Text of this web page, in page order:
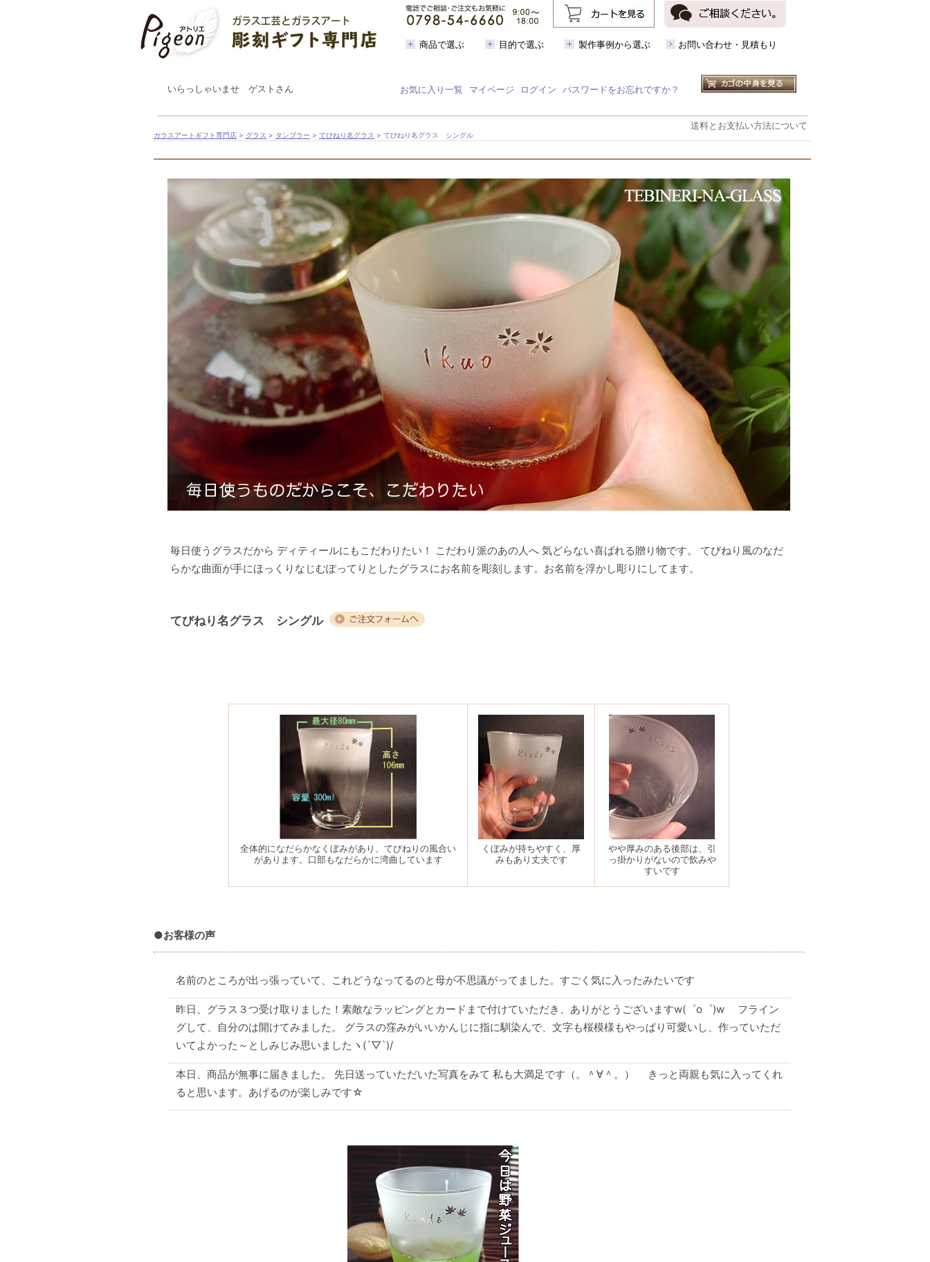
商品で選ぶ 目的で選ぶ 製作事例から選ぶ お問い合わせ・見積もり
いらっしゃいませ ゲストさん お気に入り一覧 マイページ ログイン パスワードをお忘れですか？
送料とお支払い方法について
ガラスアートギフト専門店 > グラス > タンブラー > てびねり名グラス > てびねり名グラス シングル
毎日使うグラスだから ディティールにもこだわりたい！ こだわり派のあの人へ 気どらない喜ばれる贈り物です。 てびねり風のなだ
らかな曲面が手にほっくりなじむぽってりとしたグラスにお名前を彫刻します。お名前を浮かし彫りにしてます。
てびねり名グラス シングル
全体的になだらかなくぼみがあり、てびねりの風合い
があります。口部もなだらかに湾曲しています
くぼみが持ちやすく、厚
みもあり丈夫です
やや厚みのある後部は、引
っ掛かりがないので飲みや
すいです
●お客様の声
名前のところが出っ張っていて、これどうなってるのと母が不思議がってました。すごく気に入ったみたいです
昨日、グラス３つ受け取りました！素敵なラッピングとカードまで付けていただき、ありがとうございますw(゜o゜)w フライン
グして、自分のは開けてみました。 グラスの窪みがいいかんじに指に馴染んで、文字も桜模様もやっぱり可愛いし、作っていただ
いてよかった～としみじみ思いましたヽ(´▽`)/
本日、商品が無事に届きました。 先日送っていただいた写真をみて 私も大満足です（。＾∀＾。） きっと両親も気に入ってくれ
ると思います。あげるのが楽しみです☆